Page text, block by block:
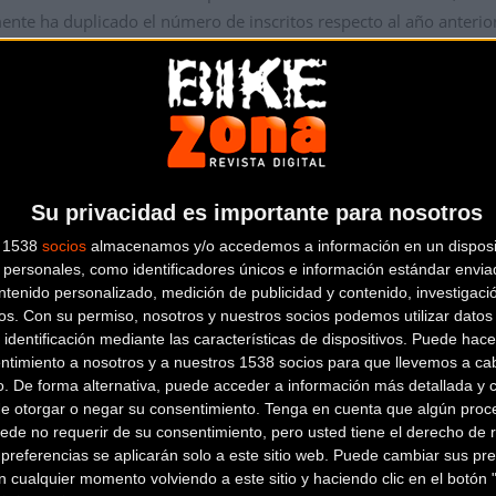
Su privacidad es importante para nosotros
socios almacenamos y/o accedemos a información en un
como identificadores únicos e información estándar
personalizado, medición de publicidad y contenido,
Con su permiso, nosotros y nuestros socios podemos utilizar
mediante las características de dispositivos. Puede
a nosotros y a nuestros 1538 socios para que llevemos a
De forma alternativa, puede acceder a información más detallada y
otorgar o negar su consentimiento. Tenga en cuenta que algún
no requerir de su consentimiento, pero usted tiene el derecho de
se aplicarán solo a este sitio web. Puede cambiar sus
cualquier momento volviendo a este sitio y haciendo clic en el botón
ha duplicado el número de inscritos respecto al año
auténtico edén para los amantes de esta disciplina, uno
las cuatro rutas de Mussara Hunting Dogs han
y del Montgrí, las Illes Medes y Gola de Ter.
recorridos diferentes, uno de ellos nocturno como
130 km, realizables en ritmo libre. El sábado, a las 9h
Gravel (7,5 km) y a las 20:30h salió el Aiguamolls Gravel
+ / tramo Challenge) y a las 9h el de Empúries (45 km / 180m
al camping La Ballena Alegre. La organización ha ofrecido
pueblos por los que pasan los recorridos. Ubicaciones
avituallamientos especiales y otras como L’Estartit,